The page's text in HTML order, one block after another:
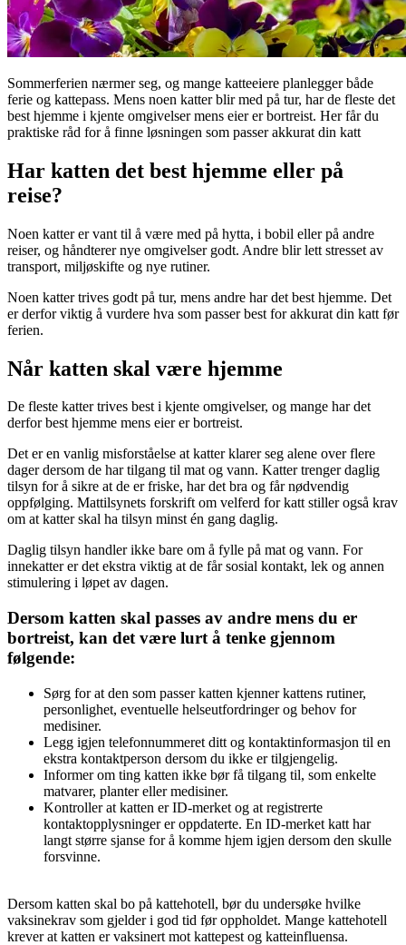
Sommerferien nærmer seg, og mange katteeiere planlegger både
ferie og kattepass. Mens noen katter blir med på tur, har de fleste det
best hjemme i kjente omgivelser mens eier er bortreist. Her får du
praktiske råd for å finne løsningen som passer akkurat din katt
Har katten det best hjemme eller på
reise?
Noen katter er vant til å være med på hytta, i bobil eller på andre
reiser, og håndterer nye omgivelser godt. Andre blir lett stresset av
transport, miljøskifte og nye rutiner.
Noen katter trives godt på tur, mens andre har det best hjemme. Det
er derfor viktig å vurdere hva som passer best for akkurat din katt før
ferien.
Når katten skal være hjemme
De fleste katter trives best i kjente omgivelser, og mange har det
derfor best hjemme mens eier er bortreist.
Det er en vanlig misforståelse at katter klarer seg alene over flere
dager dersom de har tilgang til mat og vann. Katter trenger daglig
tilsyn for å sikre at de er friske, har det bra og får nødvendig
oppfølging. Mattilsynets forskrift om velferd for katt stiller også krav
om at katter skal ha tilsyn minst én gang daglig.
Daglig tilsyn handler ikke bare om å fylle på mat og vann. For
innekatter er det ekstra viktig at de får sosial kontakt, lek og annen
stimulering i løpet av dagen.
Dersom katten skal passes av andre mens du er
bortreist, kan det være lurt å tenke gjennom
følgende:
Sørg for at den som passer katten kjenner kattens rutiner,
personlighet, eventuelle helseutfordringer og behov for
medisiner.
Legg igjen telefonnummeret ditt og kontaktinformasjon til en
ekstra kontaktperson dersom du ikke er tilgjengelig.
Informer om ting katten ikke bør få tilgang til, som enkelte
matvarer, planter eller medisiner.
Kontroller at katten er ID-merket og at registrerte
kontaktopplysninger er oppdaterte. En ID-merket katt har
langt større sjanse for å komme hjem igjen dersom den skulle
forsvinne.
Dersom katten skal bo på kattehotell, bør du undersøke hvilke
vaksinekrav som gjelder i god tid før oppholdet. Mange kattehotell
krever at katten er vaksinert mot kattepest og katteinfluensa.